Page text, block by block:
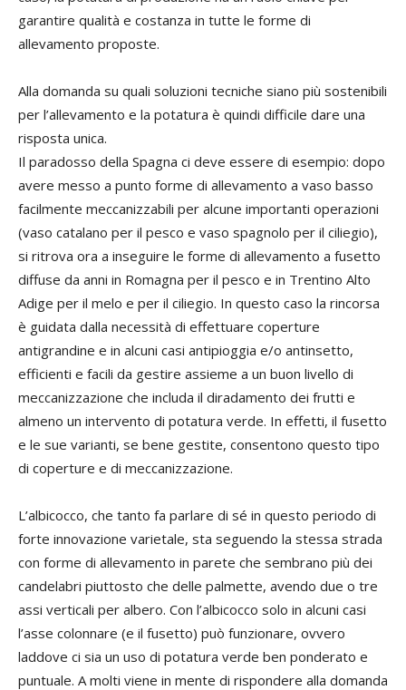
garantire qualità e costanza in tutte le forme di
allevamento proposte.
Alla domanda su quali soluzioni tecniche siano più sostenibili
per l’allevamento e la potatura è quindi difficile dare una
risposta unica.
Il paradosso della Spagna ci deve essere di esempio: dopo
avere messo a punto forme di allevamento a vaso basso
facilmente meccanizzabili per alcune importanti operazioni
(vaso catalano per il pesco e vaso spagnolo per il ciliegio),
si ritrova ora a inseguire le forme di allevamento a fusetto
diffuse da anni in Romagna per il pesco e in Trentino Alto
Adige per il melo e per il ciliegio. In questo caso la rincorsa
è guidata dalla necessità di effettuare coperture
antigrandine e in alcuni casi antipioggia e/o antinsetto,
efficienti e facili da gestire assieme a un buon livello di
meccanizzazione che includa il diradamento dei frutti e
almeno un intervento di potatura verde. In effetti, il fusetto
e le sue varianti, se bene gestite, consentono questo tipo
di coperture e di meccanizzazione.
L’albicocco, che tanto fa parlare di sé in questo periodo di
forte innovazione varietale, sta seguendo la stessa strada
con forme di allevamento in parete che sembrano più dei
candelabri piuttosto che delle palmette, avendo due o tre
assi verticali per albero. Con l’albicocco solo in alcuni casi
l’asse colonnare (e il fusetto) può funzionare, ovvero
laddove ci sia un uso di potatura verde ben ponderato e
puntuale. A molti viene in mente di rispondere alla domanda